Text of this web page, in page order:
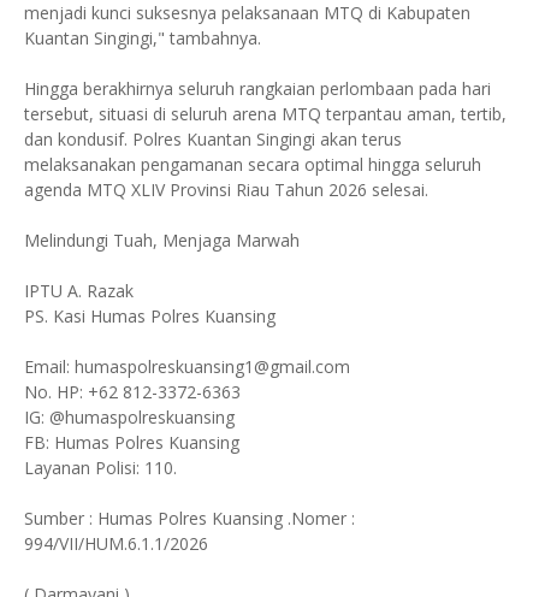
menjadi kunci suksesnya pelaksanaan MTQ di Kabupaten
Kuantan Singingi," tambahnya.
Hingga berakhirnya seluruh rangkaian perlombaan pada hari
tersebut, situasi di seluruh arena MTQ terpantau aman, tertib,
dan kondusif. Polres Kuantan Singingi akan terus
melaksanakan pengamanan secara optimal hingga seluruh
agenda MTQ XLIV Provinsi Riau Tahun 2026 selesai.
Melindungi Tuah, Menjaga Marwah
IPTU A. Razak
PS. Kasi Humas Polres Kuansing
Email: humaspolreskuansing1@gmail.com
No. HP: +62 812-3372-6363
IG: @humaspolreskuansing
FB: Humas Polres Kuansing
Layanan Polisi: 110.
Sumber : Humas Polres Kuansing .Nomer :
994/VII/HUM.6.1.1/2026